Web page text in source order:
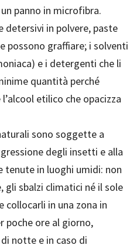
panno in microfibra.
detersivi in polvere, paste
possono graffiare; i solventi
e i detergenti che li
quantità perché
etilico che opacizza
sono soggette a
degli insetti e alla
tenute in luoghi umidi: non
gli sbalzi climatici né il sole
collocarli in una zona in
poche ore al giorno,
notte e in caso di